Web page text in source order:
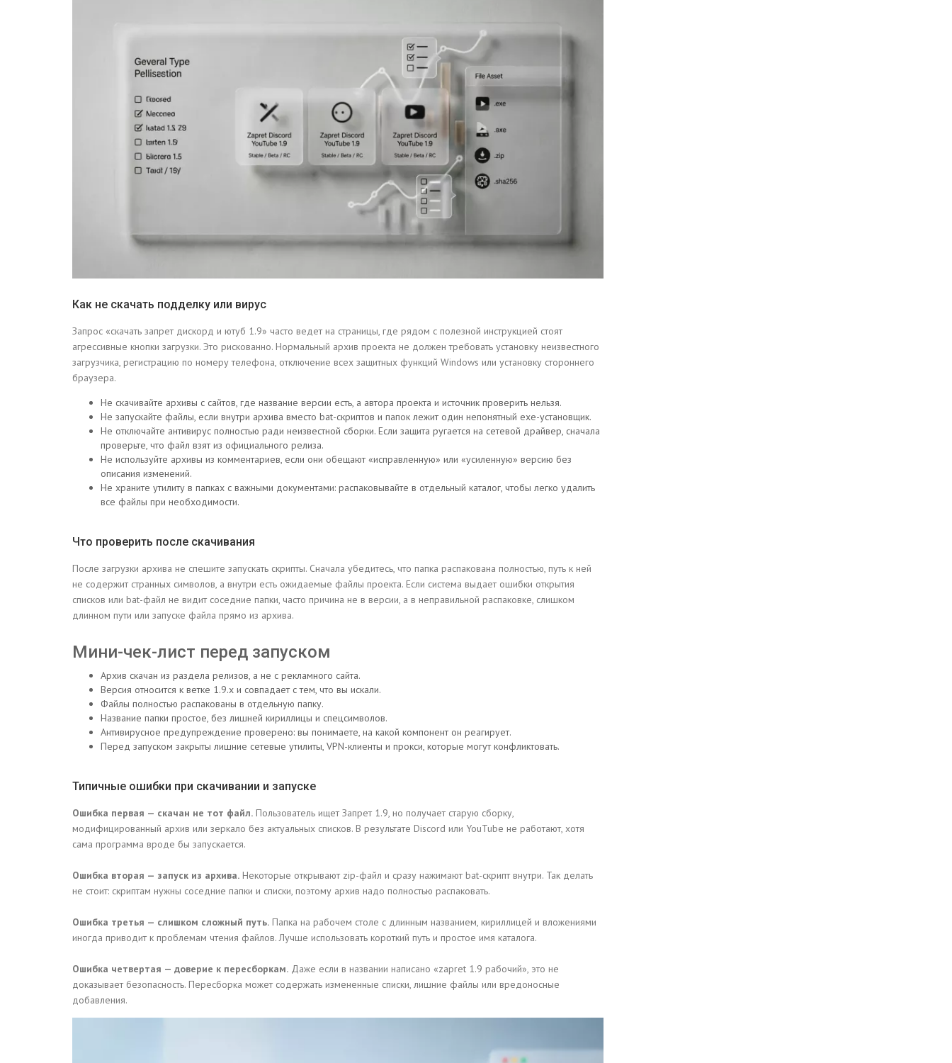
Как не скачать подделку или вирус
Запрос «скачать запрет дискорд и ютуб 1.9» часто ведет на страницы, где рядом с полезной инструкцией стоят
агрессивные кнопки загрузки. Это рискованно. Нормальный архив проекта не должен требовать установку неизвестного
загрузчика, регистрацию по номеру телефона, отключение всех защитных функций Windows или установку стороннего
браузера.
Не скачивайте архивы с сайтов, где название версии есть, а автора проекта и источник проверить нельзя.
Не запускайте файлы, если внутри архива вместо bat-скриптов и папок лежит один непонятный exe-установщик.
Не отключайте антивирус полностью ради неизвестной сборки. Если защита ругается на сетевой драйвер, сначала
проверьте, что файл взят из официального релиза.
Не используйте архивы из комментариев, если они обещают «исправленную» или «усиленную» версию без
описания изменений.
Не храните утилиту в папках с важными документами: распаковывайте в отдельный каталог, чтобы легко удалить
все файлы при необходимости.
Что проверить после скачивания
После загрузки архива не спешите запускать скрипты. Сначала убедитесь, что папка распакована полностью, путь к ней
не содержит странных символов, а внутри есть ожидаемые файлы проекта. Если система выдает ошибки открытия
списков или bat-файл не видит соседние папки, часто причина не в версии, а в неправильной распаковке, слишком
длинном пути или запуске файла прямо из архива.
Мини-чек-лист перед запуском
Архив скачан из раздела релизов, а не с рекламного сайта.
Версия относится к ветке 1.9.x и совпадает с тем, что вы искали.
Файлы полностью распакованы в отдельную папку.
Название папки простое, без лишней кириллицы и спецсимволов.
Антивирусное предупреждение проверено: вы понимаете, на какой компонент он реагирует.
Перед запуском закрыты лишние сетевые утилиты, VPN-клиенты и прокси, которые могут конфликтовать.
Типичные ошибки при скачивании и запуске
Ошибка первая — скачан не тот файл. Пользователь ищет Запрет 1.9, но получает старую сборку,
модифицированный архив или зеркало без актуальных списков. В результате Discord или YouTube не работают, хотя
сама программа вроде бы запускается.
Ошибка вторая — запуск из архива. Некоторые открывают zip-файл и сразу нажимают bat-скрипт внутри. Так делать
не стоит: скриптам нужны соседние папки и списки, поэтому архив надо полностью распаковать.
Ошибка третья — слишком сложный путь. Папка на рабочем столе с длинным названием, кириллицей и вложениями
иногда приводит к проблемам чтения файлов. Лучше использовать короткий путь и простое имя каталога.
Ошибка четвертая — доверие к пересборкам. Даже если в названии написано «zapret 1.9 рабочий», это не
доказывает безопасность. Пересборка может содержать измененные списки, лишние файлы или вредоносные
добавления.